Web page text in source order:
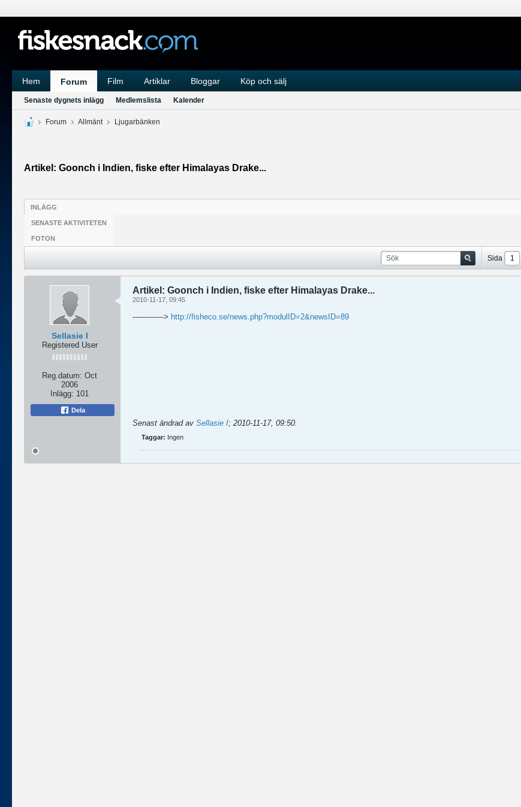
Hem Forum Film Artiklar Bloggar Köp och sälj
Senaste dygnets inlägg Medlemslista Kalender
Forum Allmänt Ljugarbänken
Artikel: Goonch i Indien, fiske efter Himalayas Drake...
INLÄGG
SENASTE AKTIVITETEN
FOTON
Sida
Sellasie I
Registered User
Reg.datum: Oct
2006
Inlägg: 101
Dela
Artikel: Goonch i Indien, fiske efter Himalayas Drake...
2010-11-17, 09:45
-------------> http://fisheco.se/news.php?modulID=2&newsID=89
Senast ändrad av Sellasie I; 2010-11-17, 09:50.
Taggar: Ingen